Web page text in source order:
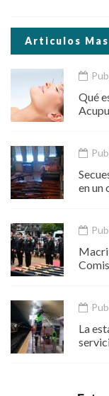
Articulos
Qué
en un
Macri
La